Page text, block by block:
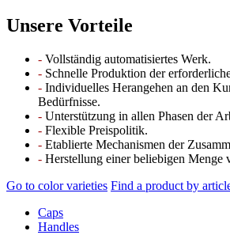
Unsere Vorteile
- Vollständig automatisiertes Werk.
- Schnelle Produktion der
- Individuelles Herangehen an den
Bedürfnisse.
- Unterstützung in allen Phasen der
- Flexible Preispolitik.
- Etablierte Mechanismen der
- Herstellung einer beliebigen Menge
Go to color varieties Find a product by
Caps
Handles